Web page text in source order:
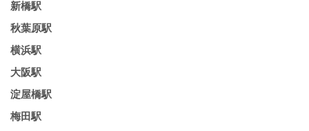
新橋駅
秋葉原駅
横浜駅
大阪駅
淀屋橋駅
梅田駅